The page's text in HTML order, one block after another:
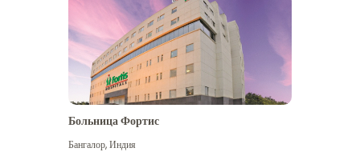
Больница Фортис
Бангалор,Индия